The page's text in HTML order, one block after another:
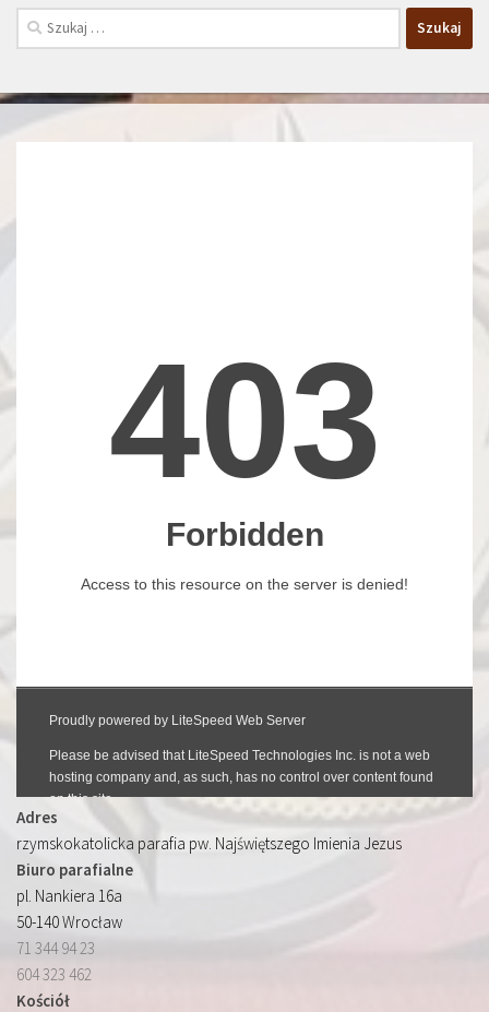
Szukaj:
Adres
rzymskokatolicka parafia pw. Najświętszego Imienia Jezus
Biuro parafialne
pl. Nankiera 16a
50-140 Wrocław
71 344 94 23
604 323 462
Kościół